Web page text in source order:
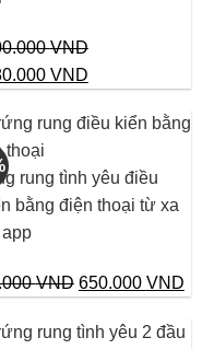
VND
VND.
VNDGiá
tại
1.180.000
rung tình yêu điều
bằng điện thoại từ xa
VND Giá
là:
650.000 VND
tại